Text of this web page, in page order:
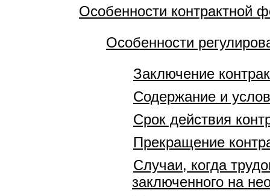
Особенности контрактной
Особенности
Заключение
Содержание и
Срок действия
Прекращение
Случаи, когда
заключенного на